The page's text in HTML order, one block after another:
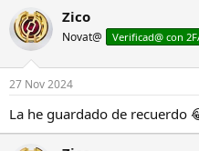
Zico
Novat@ Verificad@ con
27 Nov 2024
La he guardado de recuerdo